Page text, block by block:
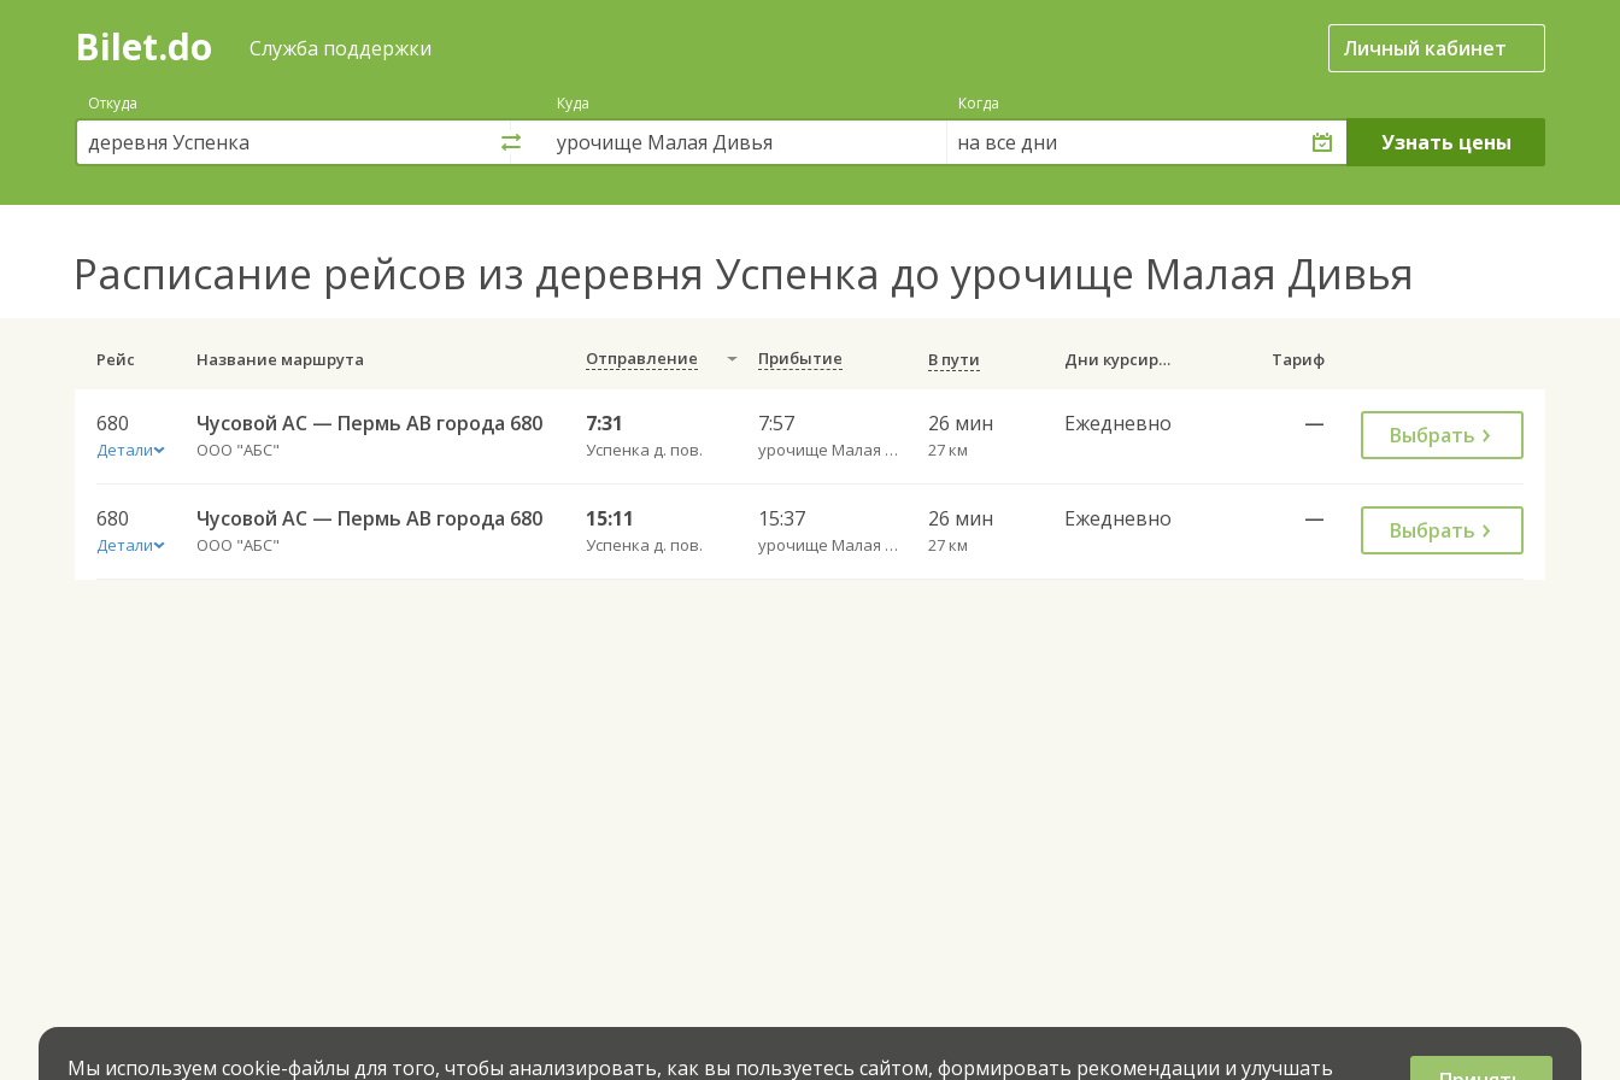
Поиск
покупка
билетов
автобус
онлайн
Bilet.do Служба поддержки Личный кабинет
Откуда Куда Когда
на все дни
Расписание рейсов из деревня Успенка до урочище Малая Дивья
Рейс Название маршрута Отправление Прибытие В пути Дни курсирования Тариф
680
Детали
Чусовой АС — Пермь АВ города 680
ООО "АБС"
7:31
Успенка д. пов.
7:57
урочище Малая Дивья пов.
26 мин
27 км
Ежедневно — Выбрать
680
Детали
Чусовой АС — Пермь АВ города 680
ООО "АБС"
15:11
Успенка д. пов.
15:37
урочище Малая Дивья пов.
26 мин
27 км
Ежедневно — Выбрать
Мы используем cookie-файлы для того, чтобы анализировать, как вы пользуетесь сайтом, формировать рекомендации и улучшать